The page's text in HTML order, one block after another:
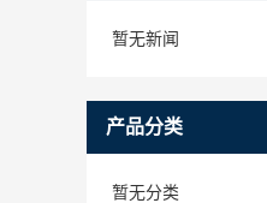
暂无新闻
产品分类
暂无分类